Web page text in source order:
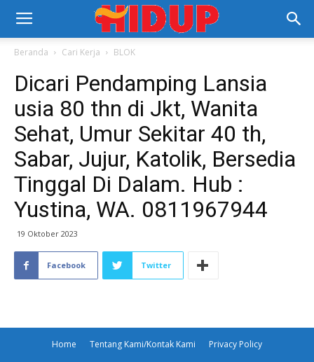
Beranda Cari Kerja BLOK
Dicari Pendamping Lansia
usia 80 thn di Jkt, Wanita
Sehat, Umur Sekitar 40 th,
Sabar, Jujur, Katolik, Bersedia
Tinggal Di Dalam. Hub :
Yustina, WA. 0811967944
19 Oktober 2023
Facebook Twitter
Home Tentang Kami/Kontak Kami Privacy Policy